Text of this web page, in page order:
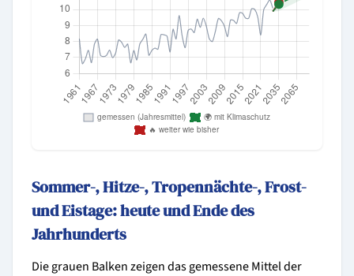
Sommer-, Hitze-, Tropennächte-, Frost-
und Eistage: heute und Ende des
Jahrhunderts
Die grauen Balken zeigen das gemessene Mittel der